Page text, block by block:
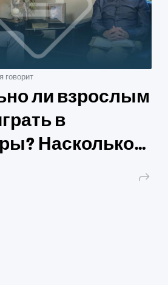
говорит
ли взрослым
в
Насколько